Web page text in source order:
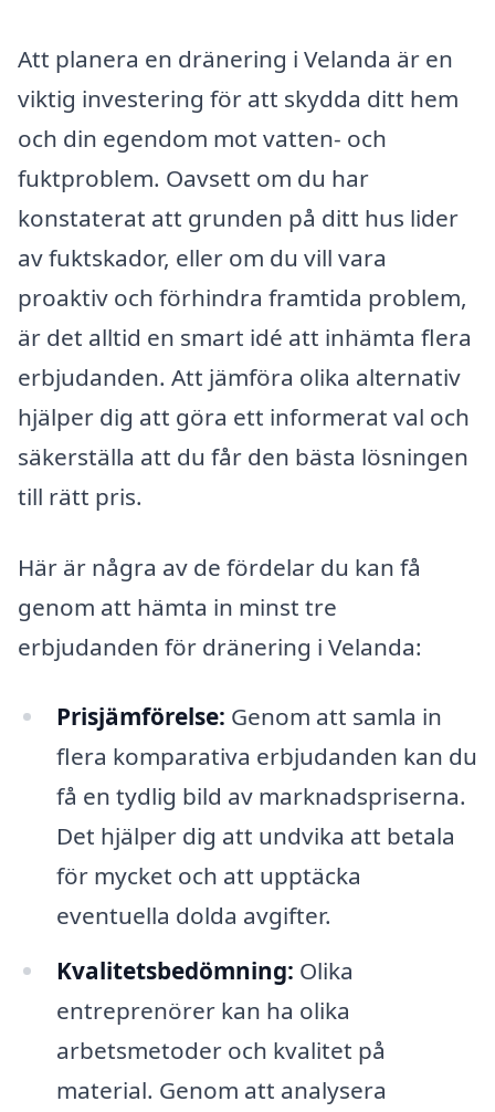
Att planera en dränering i Velanda är en
viktig investering för att skydda ditt hem
och din egendom mot vatten- och
fuktproblem. Oavsett om du har
konstaterat att grunden på ditt hus lider
av fuktskador, eller om du vill vara
proaktiv och förhindra framtida problem,
är det alltid en smart idé att inhämta flera
erbjudanden. Att jämföra olika alternativ
hjälper dig att göra ett informerat val och
säkerställa att du får den bästa lösningen
till rätt pris.
Här är några av de fördelar du kan få
genom att hämta in minst tre
erbjudanden för dränering i Velanda:
Prisjämförelse: Genom att samla in
flera komparativa erbjudanden kan du
få en tydlig bild av marknadspriserna.
Det hjälper dig att undvika att betala
för mycket och att upptäcka
eventuella dolda avgifter.
Kvalitetsbedömning: Olika
entreprenörer kan ha olika
arbetsmetoder och kvalitet på
material. Genom att analysera